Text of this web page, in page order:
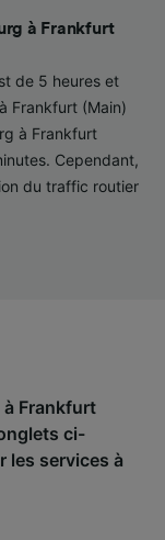
à Frankfurt
de 5 heures et
Frankfurt (Main)
à Frankfurt
Cependant,
du traffic routier
Frankfurt
ci-
les services à
contenu,
de